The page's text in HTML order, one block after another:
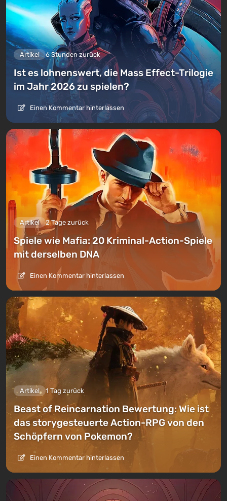
Artikel 6 Stunden zurück
Ist es lohnenswert, die Mass Effect-Trilogie
im Jahr 2026 zu spielen?
Einen Kommentar hinterlassen
Artikel 2 Tage zurück
Spiele wie Mafia: 20 Kriminal-Action-Spiele
mit derselben DNA
Einen Kommentar hinterlassen
Artikel 1 Tag zurück
Beast of Reincarnation Bewertung: Wie ist
das storygesteuerte Action-RPG von den
Schöpfern von Pokemon?
Einen Kommentar hinterlassen